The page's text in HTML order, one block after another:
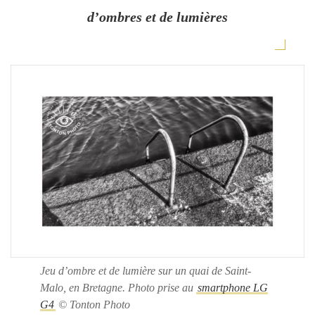
d’ombres et de lumières
Jeu d’ombre et de lumière sur un quai de Saint-
Malo, en Bretagne. Photo prise au smartphone LG
G4 © Tonton Photo